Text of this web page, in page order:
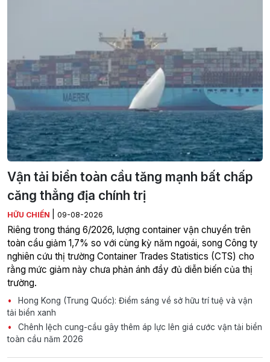
Vận tải biển toàn cầu tăng mạnh bất chấp
căng thẳng địa chính trị
HỮU CHIẾN 09-08-2026
Riêng trong tháng 6/2026, lượng container vận chuyển trên
toàn cầu giảm 1,7% so với cùng kỳ năm ngoái, song Công ty
nghiên cứu thị trường Container Trades Statistics (CTS) cho
rằng mức giảm này chưa phản ánh đầy đủ diễn biến của thị
trường.
Hong Kong (Trung Quốc): Điểm sáng về sở hữu trí tuệ và vận
tải biển xanh
Chênh lệch cung-cầu gây thêm áp lực lên giá cước vận tải biển
toàn cầu năm 2026